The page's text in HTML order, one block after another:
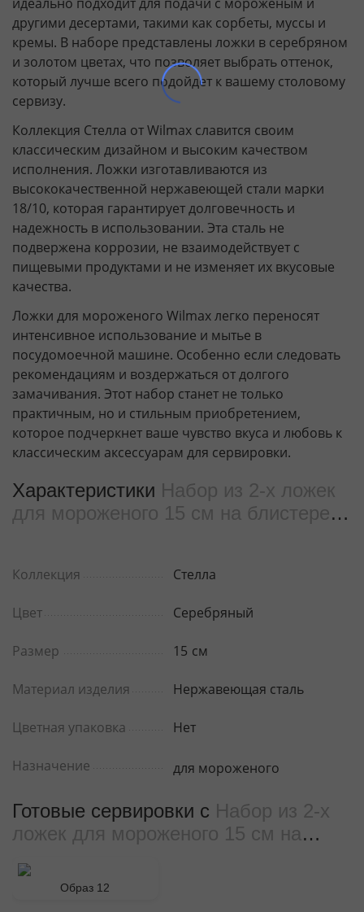
другими десертами, такими как сорбеты, муссы и
кремы. В наборе представлены ложки в серебряном
и золотом цветах, что позволяет выбрать оттенок,
который лучше всего подойдет к вашему столовому
сервизу.
Коллекция Стелла от Wilmax славится своим
классическим дизайном и высоким качеством
исполнения. Ложки изготавливаются из
высококачественной нержавеющей стали марки
18/10, которая гарантирует долговечность и
надежность в использовании. Эта сталь не
подвержена коррозии, не взаимодействует с
пищевыми продуктами и не изменяет их вкусовые
качества.
Ложки для мороженого Wilmax легко переносят
интенсивное использование и мытье в
посудомоечной машине. Особенно если следовать
рекомендациям и воздержаться от долгого
замачивания. Этот набор станет не только
практичным, но и стильным приобретением,
которое подчеркнет ваше чувство вкуса и любовь к
классическим аксессуарам для сервировки.
Характеристики Набор из 2-х ложек
для мороженого 15 см на блистере
Коллекция Стелла
Цвет Серебряный
Размер 15 см
Материал изделия Нержавеющая сталь
Цветная упаковка Нет
Назначение для мороженого
Готовые сервировки с Набор из 2-х
ложек для мороженого 15 см на
Образ 12